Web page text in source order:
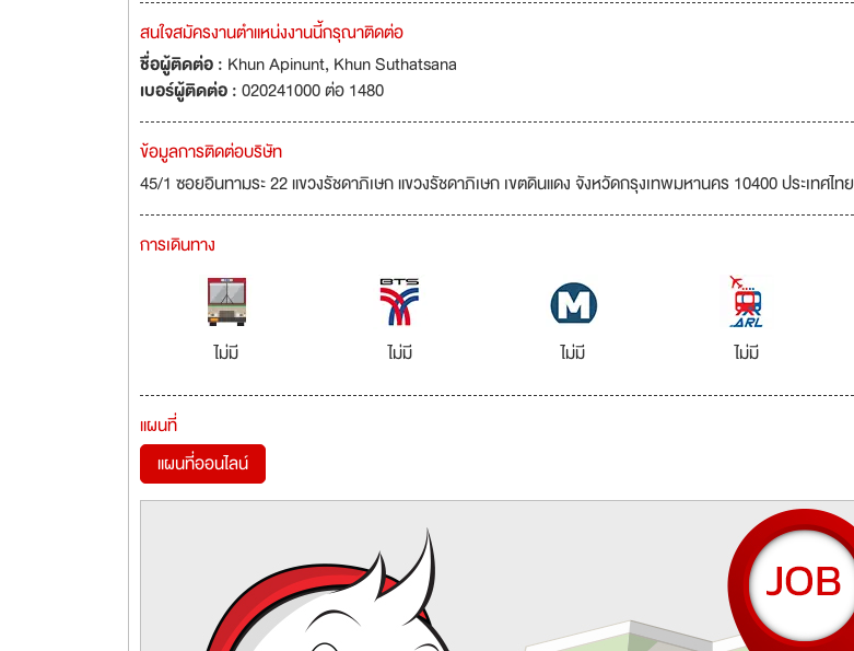
สนใจสมัครงานตำแหน่งงานนี้กรุณาติดต่อ
ชื่อผู้ติดต่อ : Khun Apinunt, Khun Suthatsana
เบอร์ผู้ติดต่อ :020241000 ต่อ 1480
ข้อมูลการติดต่อบริษัท
45/1 ซอยอินทามระ 22 แขวงรัชดาภิเษก แขวงรัชดาภิเษก เขตดินแดง จังหวัดกรุงเทพมหานคร 10400 ประเทศไทย
การเดินทาง
ไม่มี ไม่มี ไม่มี ไม่มี
แผนที่
แผนที่ออนไลน์